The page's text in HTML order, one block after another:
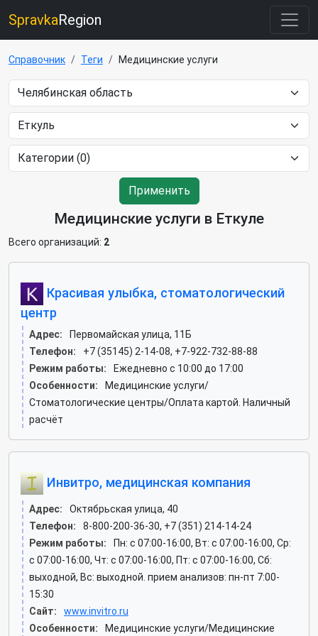
SpravkaRegion
Справочник Теги Медицинские услуги
Применить
Медицинские услуги в Еткуле
Всего организаций: 2
Красивая улыбка, стоматологический
центр
Адрес:
Первомайская улица, 11Б
Телефон:
+7 (35145) 2-14-08, +7-922-732-88-88
Режим работы:
Ежедневно с 10:00 до 17:00
Особенности:
Медицинские услуги/
Стоматологические центры/Оплата картой. Наличный
расчёт
Инвитро, медицинская компания
Адрес:
Октябрьская улица, 40
Телефон:
8-800-200-36-30, +7 (351) 214-14-24
Режим работы:
Пн: c 07:00-16:00, Вт: c 07:00-16:00, Ср:
c 07:00-16:00, Чт: c 07:00-16:00, Пт: c 07:00-16:00, Сб:
выходной, Вс: выходной. прием анализов: пн-пт 7:00-
15:30
Сайт:
www.invitro.ru
Особенности:
Медицинские услуги/Медицинские